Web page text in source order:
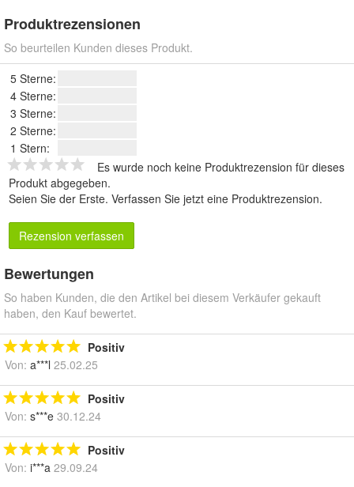
Produktrezensionen
So beurteilen Kunden dieses Produkt.
5 Sterne:
4 Sterne:
3 Sterne:
2 Sterne:
1 Stern:
Es wurde noch keine Produktrezension für dieses
Produkt abgegeben.
Seien Sie der Erste. Verfassen Sie jetzt eine Produktrezension.
Rezension verfassen
Bewertungen
So haben Kunden, die den Artikel bei diesem Verkäufer gekauft
haben, den Kauf bewertet.
Positiv
Von: a***l 25.02.25
Positiv
Von: s***e 30.12.24
Positiv
Von: i***a 29.09.24